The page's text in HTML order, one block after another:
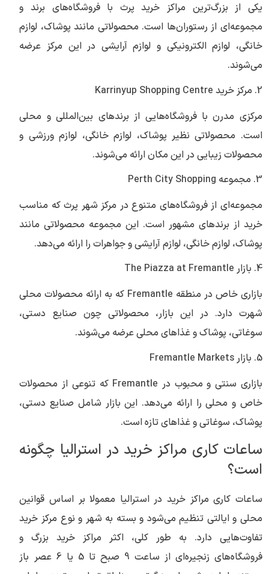
یکی از بزرگ‌ترین مراکز خرید پرث با فروشگاه‌های برند و
مجموعه‌ای از رستوران‌ها است. محصولاتی مانند پوشاک، لوازم
خانگی، لوازم الکترونیکی و لوازم آرایشی در این مرکز عرضه
می‌شوند.
2. مرکز خرید Karrinyup Shopping Centre
مرکزی مدرن با فروشگاه‌هایی از برندهای بین‌المللی و محلی
است. محصولاتی نظیر پوشاک، لوازم خانگی، لوازم ورزشی و
محصولات زیبایی در این مکان ارائه می‌شوند.
3. مجموعه Perth City Shopping
مجموعه‌ای از فروشگاه‌های متنوع در مرکز شهر پرث که مناسب
خرید از برندهای مشهور است. این مجموعه محصولاتی مانند
پوشاک، لوازم خانگی، لوازم آرایشی و جواهرات را ارائه می‌دهد.
4. بازار The Piazza at Fremantle
بازاری خاص در منطقه Fremantle که به ارائه محصولات محلی
شهرت دارد. در این بازار، محصولاتی چون صنایع دستی،
سوغاتی، پوشاک و غذاهای محلی عرضه می‌شوند.
5. بازار Fremantle Markets
بازاری سنتی و محبوب در Fremantle که تنوعی از محصولات
خاص و محلی را ارائه می‌دهد. این بازار شامل صنایع دستی،
پوشاک، سوغاتی و غذاهای تازه است.
ساعات کاری مراکز خرید در استرالیا چگونه
است؟
ساعات کاری مراکز خرید در استرالیا معمولا بر اساس قوانین
محلی و ایالتی تنظیم می‌شود و بسته به شهر و نوع مرکز خرید
تفاوت‌هایی دارد. به طور کلی، اکثر مراکز خرید بزرگ و
فروشگاه‌های زنجیره‌ای از ساعت 9 صبح تا 5 یا 6 عصر باز